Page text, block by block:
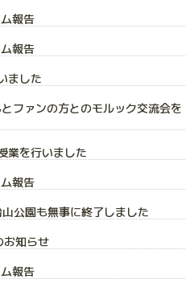
報告
報告
ました
ファンの方とのモルック交流会を
業を行いました
報告
公園も無事に終了しました
お知らせ
報告